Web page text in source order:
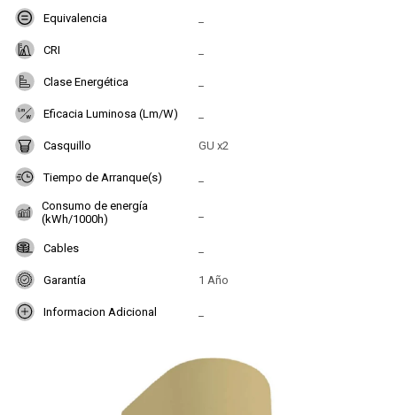
Equivalencia
CRI
Clase Energética
Eficacia Luminosa (Lm/W)
Casquillo GU x2
Tiempo de Arranque(s)
Consumo de energía
(kWh/1000h)
Cables
Garantía 1 Año
Informacion Adicional